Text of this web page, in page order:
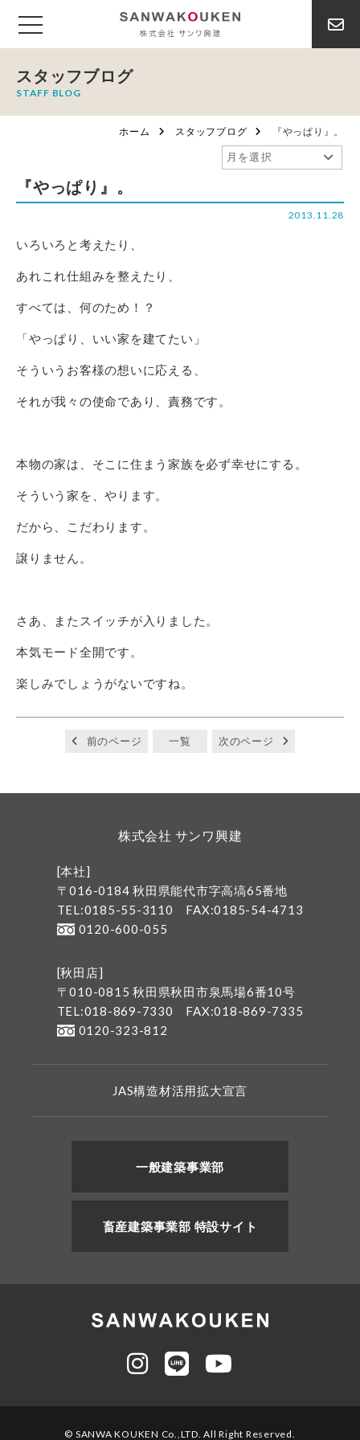
スタッフブログ
STAFF BLOG
ホーム スタッフブログ 『やっぱり』。
『やっぱり』。
2013.11.28
いろいろと考えたり、
あれこれ仕組みを整えたり、
すべては、何のため！？
「やっぱり、いい家を建てたい」
そういうお客様の想いに応える、
それが我々の使命であり、責務です。
本物の家は、そこに住まう家族を必ず幸せにする。
そういう家を、やります。
だから、こだわります。
譲りません。
さあ、またスイッチが入りました。
本気モード全開です。
楽しみでしょうがないですね。
前のページ 一覧 次のページ
株式会社 サンワ興建
[本社]
〒016-0184 秋田県能代市字高塙65番地
TEL:0185-55-3110
FAX:0185-54-4713
0120-600-055
[秋田店]
〒010-0815 秋田県秋田市泉馬場6番10号
TEL:018-869-7330
FAX:018-869-7335
0120-323-812
JAS構造材活用拡大宣言
一般建築事業部
畜産建築事業部 特設サイト
© SANWA KOUKEN Co.,LTD. All Right Reserved.